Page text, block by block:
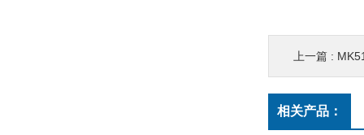
上一篇 :
相关产品：